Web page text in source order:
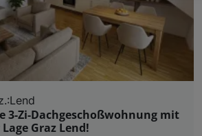
3-Zi-Dachgeschoßwohnung mit
Graz Lend!
Wir und unsere Partner
Verwendung genauer Standortdaten.
Zugriff auf Informationen auf einem Endgerät.
und der Performance von Inhalten,
Liste der Partner (Lieferanten)